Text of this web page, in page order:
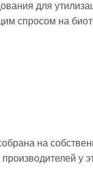
для
спросом на
на
у